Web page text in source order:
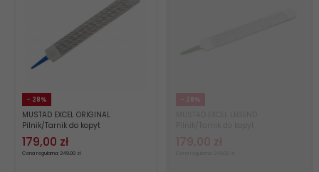
- 28%
MUSTAD EXCEL ORIGINAL
Pilnik/Tarnik do kopyt
wszechstronny
179,00 zł
Cena regularna: 249.00 zł
- 28%
179,00 zł